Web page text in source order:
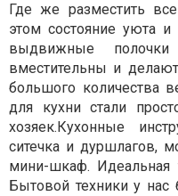
Где же разместить
этом состояние уюта
выдвижные
вместительны и
большого количества
для кухни стали
хозяек.Кухонные
ситечка и дуршлагов,
мини-шкаф.
Бытовой техники у